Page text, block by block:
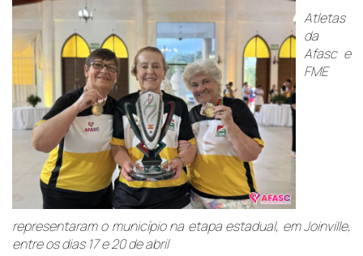
Atletas
da
Afasc e
FME
representaram o município na etapa estadual, em Joinville,
entre os dias 17 e 20 de abril